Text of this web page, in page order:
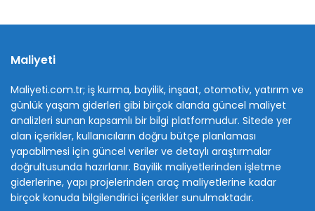
Maliyeti
Maliyeti.com.tr; iş kurma, bayilik, inşaat, otomotiv, yatırım ve
günlük yaşam giderleri gibi birçok alanda güncel maliyet
analizleri sunan kapsamlı bir bilgi platformudur. Sitede yer
alan içerikler, kullanıcıların doğru bütçe planlaması
yapabilmesi için güncel veriler ve detaylı araştırmalar
doğrultusunda hazırlanır. Bayilik maliyetlerinden işletme
giderlerine, yapı projelerinden araç maliyetlerine kadar
birçok konuda bilgilendirici içerikler sunulmaktadır.